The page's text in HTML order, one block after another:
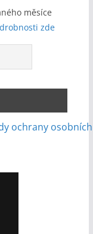
měsíce
zde
ochrany